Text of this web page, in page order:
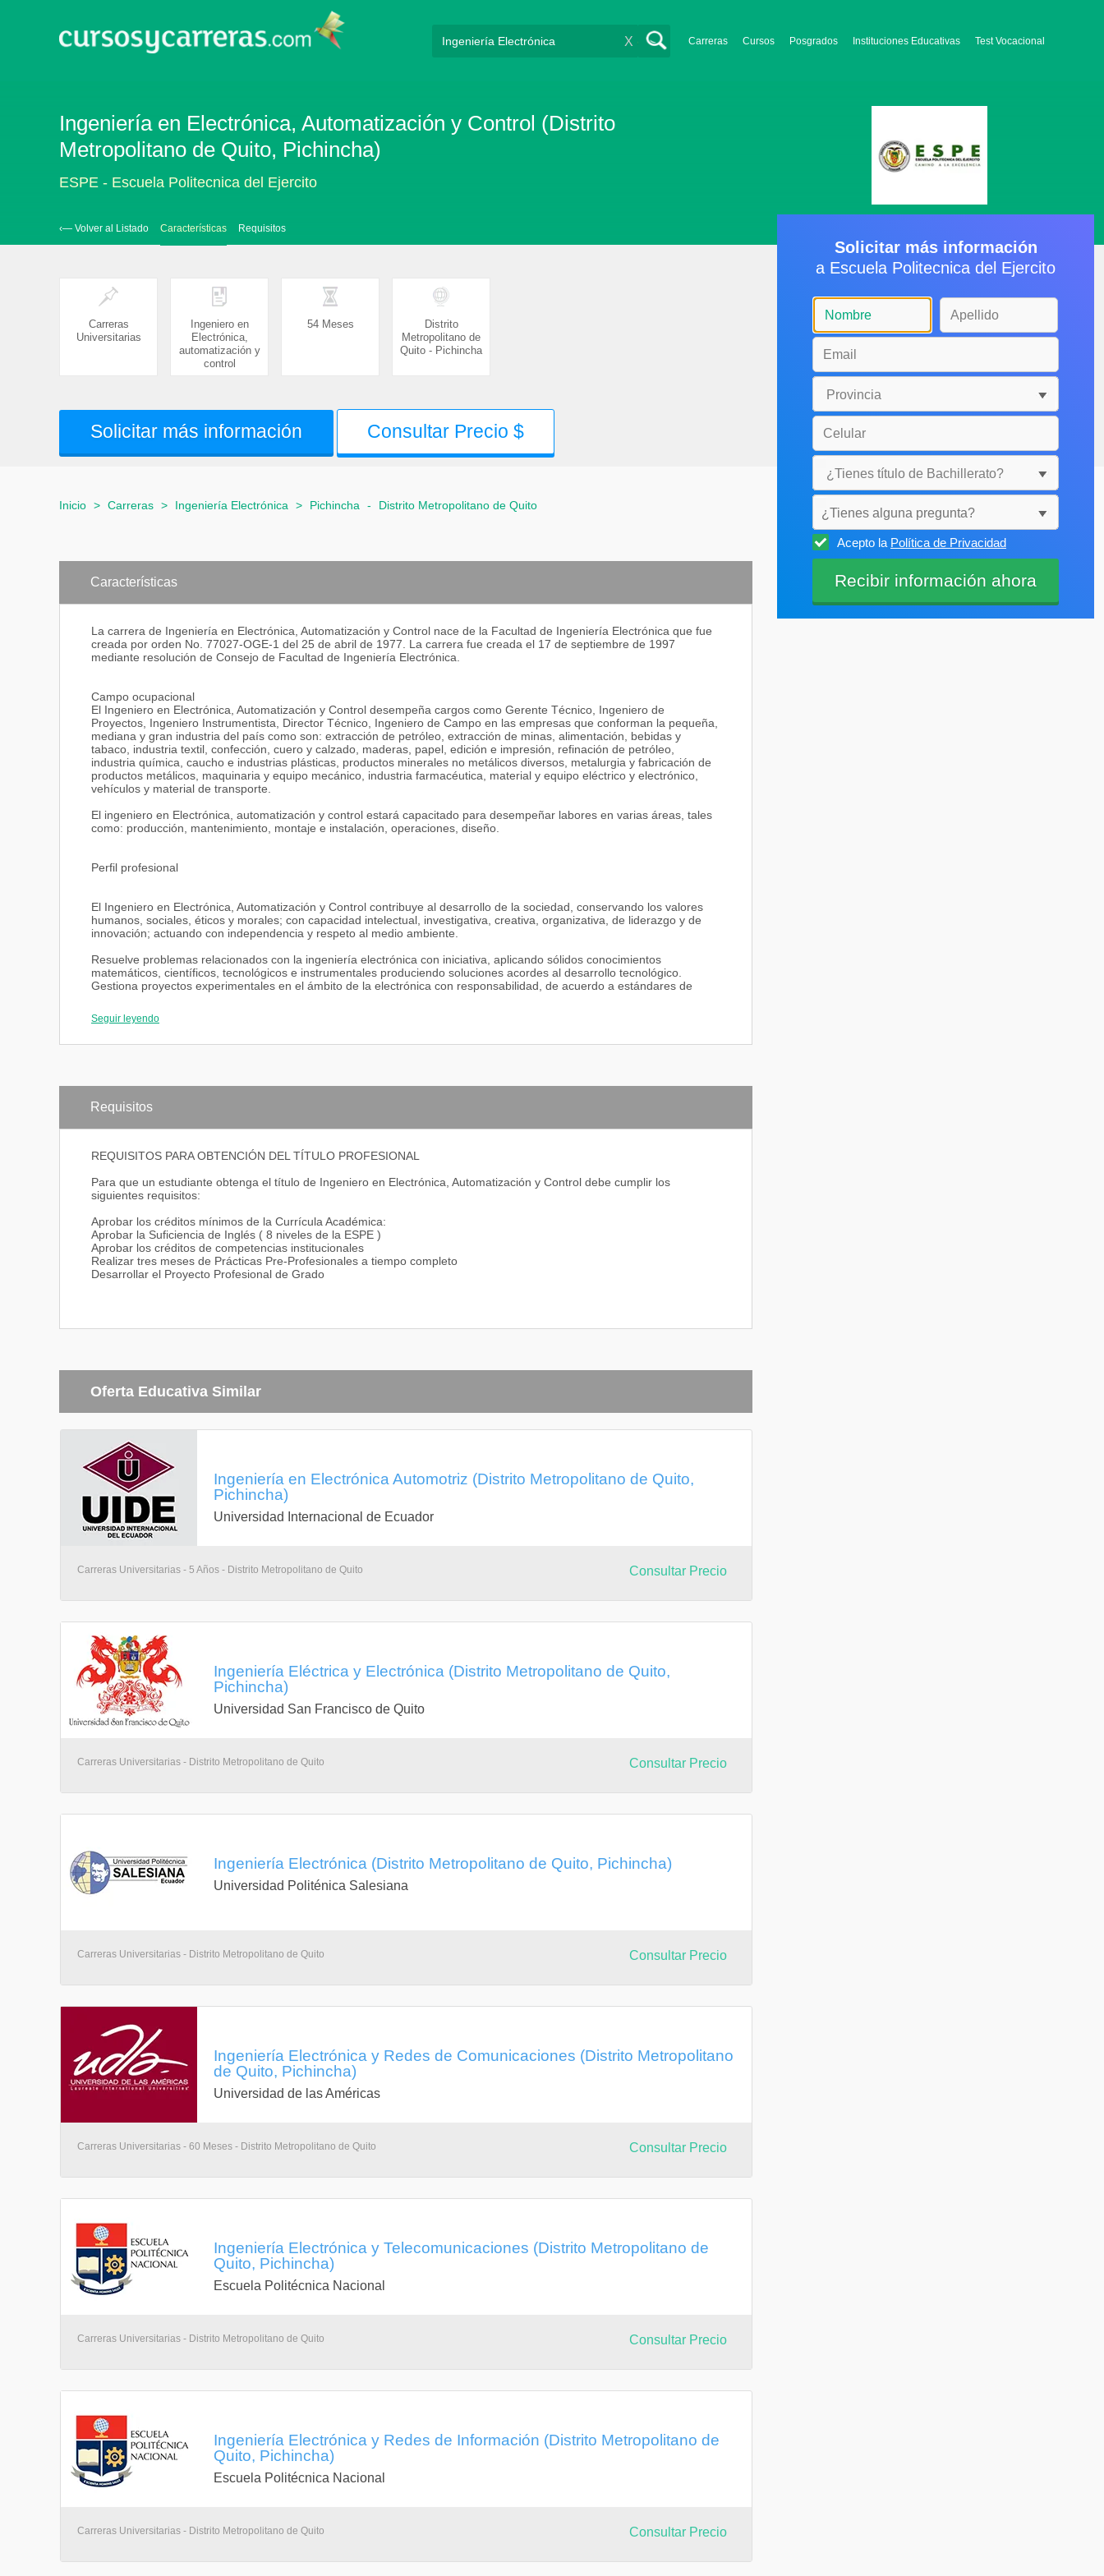
Carreras Cursos Posgrados Instituciones Educativas Test Vocacional
X
Ingeniería en Electrónica, Automatización y Control (Distrito
Metropolitano de Quito, Pichincha)
ESPE - Escuela Politecnica del Ejercito
‹— Volver al Listado Características Requisitos
Carreras
Universitarias
Ingeniero en
Electrónica,
automatización y
control
54 Meses
Distrito
Metropolitano de
Quito - Pichincha
Solicitar más información Consultar Precio $
Inicio > Carreras > Ingeniería Electrónica > Pichincha - Distrito Metropolitano de Quito
Características
La carrera de Ingeniería en Electrónica, Automatización y Control nace de la Facultad de Ingeniería Electrónica que fue
creada por orden No. 77027-OGE-1 del 25 de abril de 1977. La carrera fue creada el 17 de septiembre de 1997
mediante resolución de Consejo de Facultad de Ingeniería Electrónica.
Campo ocupacional
El Ingeniero en Electrónica, Automatización y Control desempeña cargos como Gerente Técnico, Ingeniero de
Proyectos, Ingeniero Instrumentista, Director Técnico, Ingeniero de Campo en las empresas que conforman la pequeña,
mediana y gran industria del país como son: extracción de petróleo, extracción de minas, alimentación, bebidas y
tabaco, industria textil, confección, cuero y calzado, maderas, papel, edición e impresión, refinación de petróleo,
industria química, caucho e industrias plásticas, productos minerales no metálicos diversos, metalurgia y fabricación de
productos metálicos, maquinaria y equipo mecánico, industria farmacéutica, material y equipo eléctrico y electrónico,
vehículos y material de transporte.
El ingeniero en Electrónica, automatización y control estará capacitado para desempeñar labores en varias áreas, tales
como: producción, mantenimiento, montaje e instalación, operaciones, diseño.
Perfil profesional
El Ingeniero en Electrónica, Automatización y Control contribuye al desarrollo de la sociedad, conservando los valores
humanos, sociales, éticos y morales; con capacidad intelectual, investigativa, creativa, organizativa, de liderazgo y de
innovación; actuando con independencia y respeto al medio ambiente.
Resuelve problemas relacionados con la ingeniería electrónica con iniciativa, aplicando sólidos conocimientos
matemáticos, científicos, tecnológicos e instrumentales produciendo soluciones acordes al desarrollo tecnológico.
Gestiona proyectos experimentales en el ámbito de la electrónica con responsabilidad, de acuerdo a estándares de
Aplica técnicas de programación y dispositivos electrónicos de última tecnología con creatividad, para disminuir la
dependencia tecnológica del país con responsabilidad social, cumpliendo normas internacionales para la documentación
indican dichos laboratorios.
Control Industrial
Instrumentación y Sensores
Sistemas Digitales Avanzados
Investigación y Desarrollo
PLC (Controladores lógicos programables)
Redes y Comunicación de Datos
Circuitos Eléctricos y Medidas Eléctricas
Procesamiento Digital de Señales
Máquinas Eléctricas
Laboratorios de Programación
Seguir leyendo
Requisitos
REQUISITOS PARA OBTENCIÓN DEL TÍTULO PROFESIONAL
Para que un estudiante obtenga el título de Ingeniero en Electrónica, Automatización y Control debe cumplir los
siguientes requisitos:
Aprobar los créditos mínimos de la Currícula Académica:
Aprobar la Suficiencia de Inglés ( 8 niveles de la ESPE )
Aprobar los créditos de competencias institucionales
Realizar tres meses de Prácticas Pre-Profesionales a tiempo completo
Desarrollar el Proyecto Profesional de Grado
Oferta Educativa Similar
Ingeniería en Electrónica Automotriz (Distrito Metropolitano de Quito,
Pichincha)
Universidad Internacional de Ecuador
Carreras Universitarias - 5 Años - Distrito Metropolitano de Quito Consultar Precio
Ingeniería Eléctrica y Electrónica (Distrito Metropolitano de Quito,
Pichincha)
Universidad San Francisco de Quito
Carreras Universitarias - Distrito Metropolitano de Quito Consultar Precio
Ingeniería Electrónica (Distrito Metropolitano de Quito, Pichincha)
Universidad Politénica Salesiana
Carreras Universitarias - Distrito Metropolitano de Quito Consultar Precio
Ingeniería Electrónica y Redes de Comunicaciones (Distrito Metropolitano
de Quito, Pichincha)
Universidad de las Américas
Carreras Universitarias - 60 Meses - Distrito Metropolitano de Quito Consultar Precio
Ingeniería Electrónica y Telecomunicaciones (Distrito Metropolitano de
Quito, Pichincha)
Escuela Politécnica Nacional
Carreras Universitarias - Distrito Metropolitano de Quito Consultar Precio
Ingeniería Electrónica y Redes de Información (Distrito Metropolitano de
Quito, Pichincha)
Escuela Politécnica Nacional
Carreras Universitarias - Distrito Metropolitano de Quito Consultar Precio
Solicitar más información
a Escuela Politecnica del Ejercito
¿Tienes alguna pregunta?
Selecciónala
Acepto la Política de Privacidad